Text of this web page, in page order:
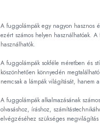
A fuggolámpák egy nagyon hasznos
ezért számos helyen használhatóak.
használhatók.
A fuggolámpák sokféle méretben és
köszönhetően könnyedén
nemcsak a lámpák világítását, hanem
A fuggolámpák alkalmazásának
olvasáshoz, íráshoz,
elvégzéséhez szükséges megvilágítás